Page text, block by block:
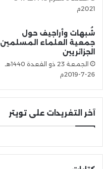
2021م
شُبهات وأراجيف حول
جمعية العلماء المسلمين
الجزائريين
الجمعة 23 ذو القعدة 1440هـ
26-7-2019م
آخر التغريدات على تويتر